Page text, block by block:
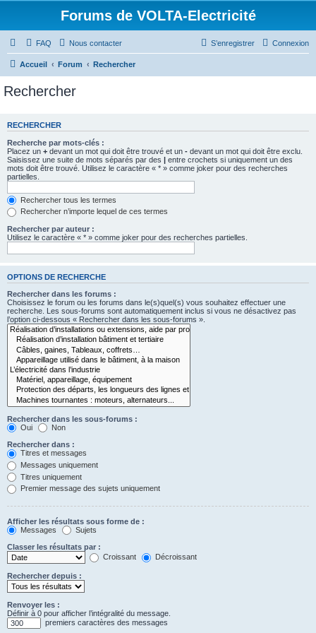
Forums de VOLTA-Electricité
FAQ Nous contacter Connexion
S’enregistrer
Accueil Forum Rechercher
Rechercher
RECHERCHER
Recherche par mots-clés :
Placez un + devant un mot qui doit être trouvé et un - devant un mot qui doit être exclu.
Saisissez une suite de mots séparés par des | entre crochets si uniquement un des
mots doit être trouvé. Utilisez le caractère « * » comme joker pour des recherches
partielles.
Rechercher tous les termes
Rechercher n’importe lequel de ces termes
Rechercher par auteur :
Utilisez le caractère « * » comme joker pour des recherches partielles.
OPTIONS DE RECHERCHE
Rechercher dans les forums :
Choisissez le forum ou les forums dans le(s)quel(s) vous souhaitez effectuer une
recherche. Les sous-forums sont automatiquement inclus si vous ne désactivez pas
l’option ci-dessous « Rechercher dans les sous-forums ».
Rechercher dans les sous-forums :
Oui
Non
Rechercher dans :
Titres et messages
Messages uniquement
Titres uniquement
Premier message des sujets uniquement
Afficher les résultats sous forme de :
Messages
Sujets
Classer les résultats par :
Croissant
Décroissant
Rechercher depuis :
Renvoyer les :
Définir à 0 pour afficher l’intégralité du message.
premiers caractères des messages